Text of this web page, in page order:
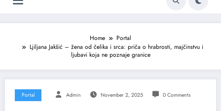
Home
Portal
Ljiljana Jakšić – žena od čelika i srca: priča o hrabrosti, majčinstvu i
ljubavi koja ne poznaje granice
Portal Admin November 2, 2025 0 Comments